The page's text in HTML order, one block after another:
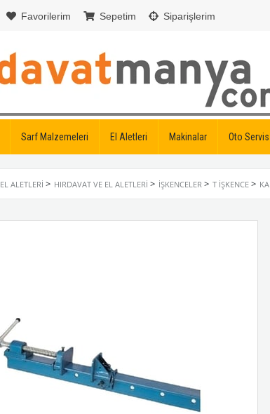
Favorilerim Sepetim Siparişlerim
Sarf Malzemeleri El Aletleri Makinalar Oto
EL ALETLERI > HIRDAVAT VE EL ALETLERI > İŞKENCELER > T İŞKENCE >